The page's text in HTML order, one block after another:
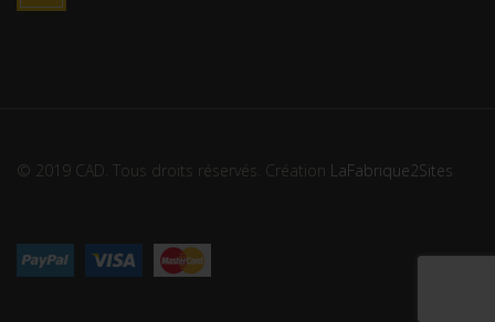
© 2019 CAD. Tous droits réservés. Création LaFabrique2Sites